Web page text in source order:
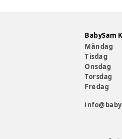
BabySam
Måndag
Tisdag
Onsdag
Torsdag
Fredag